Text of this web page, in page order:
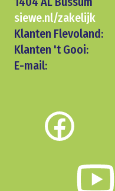
siewe.nl/zakelijk
Klanten Flevoland:
Klanten 't Gooi:
E-mail: